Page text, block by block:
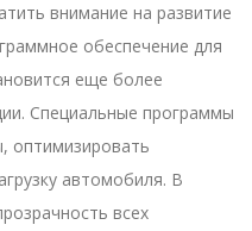
внимание на развитие
обеспечение для
еще более
Специальные программы
оптимизировать
автомобиля. В
всех